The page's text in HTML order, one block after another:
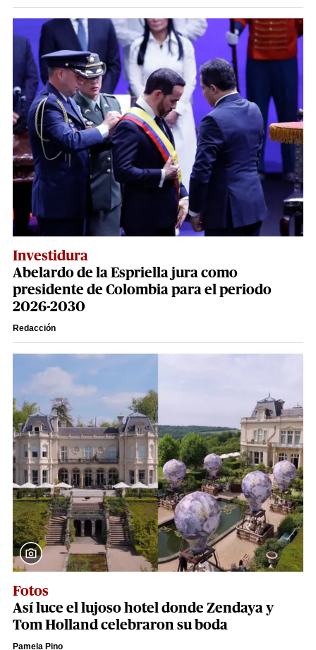
Investidura
Abelardo de la Espriella jura como
presidente de Colombia para el periodo
2026-2030
Redacción
Fotos
Así luce el lujoso hotel donde Zendaya y
Tom Holland celebraron su boda
Pamela Pino